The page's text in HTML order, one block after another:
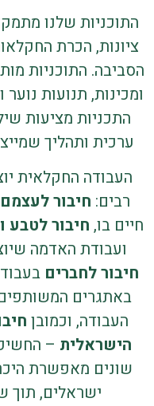
שלנו
הכרת החקלאות
התוכניות
תנועות נוער
מציעות שילוב
ותהליך שמייצר
החקלאית יוצרת
חיבור לעצמם
בו,חיבור לטבע
האדמה שיוצרת
לחבריםבעבודה
המשותפים
וכמובןחיבור
– החשיפה
מאפשרת היכרות
ישראלים, תוך